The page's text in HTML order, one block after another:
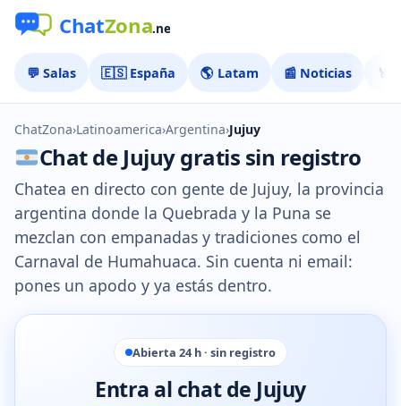
💬 Salas 🇪🇸 España 🌎 Latam 📰 Noticias 🏅
ChatZona›Latinoamerica›Argentina›Jujuy
Chat de Jujuy gratis sin registro
Chatea en directo con gente de Jujuy, la provincia
argentina donde la Quebrada y la Puna se
mezclan con empanadas y tradiciones como el
Carnaval de Humahuaca. Sin cuenta ni email:
pones un apodo y ya estás dentro.
Abierta 24 h · sin registro
Entra al chat de Jujuy